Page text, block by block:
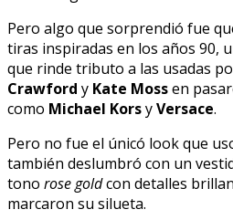
Pero algo que sorprendió fue
tiras inspiradas en los años 90,
que rinde tributo a las usadas
Crawford y Kate Mossen
como Michael KorsyVersace.
Pero no fue el únicó look que
también deslumbró con un
tono rose goldcon detalles
marcaron su silueta.